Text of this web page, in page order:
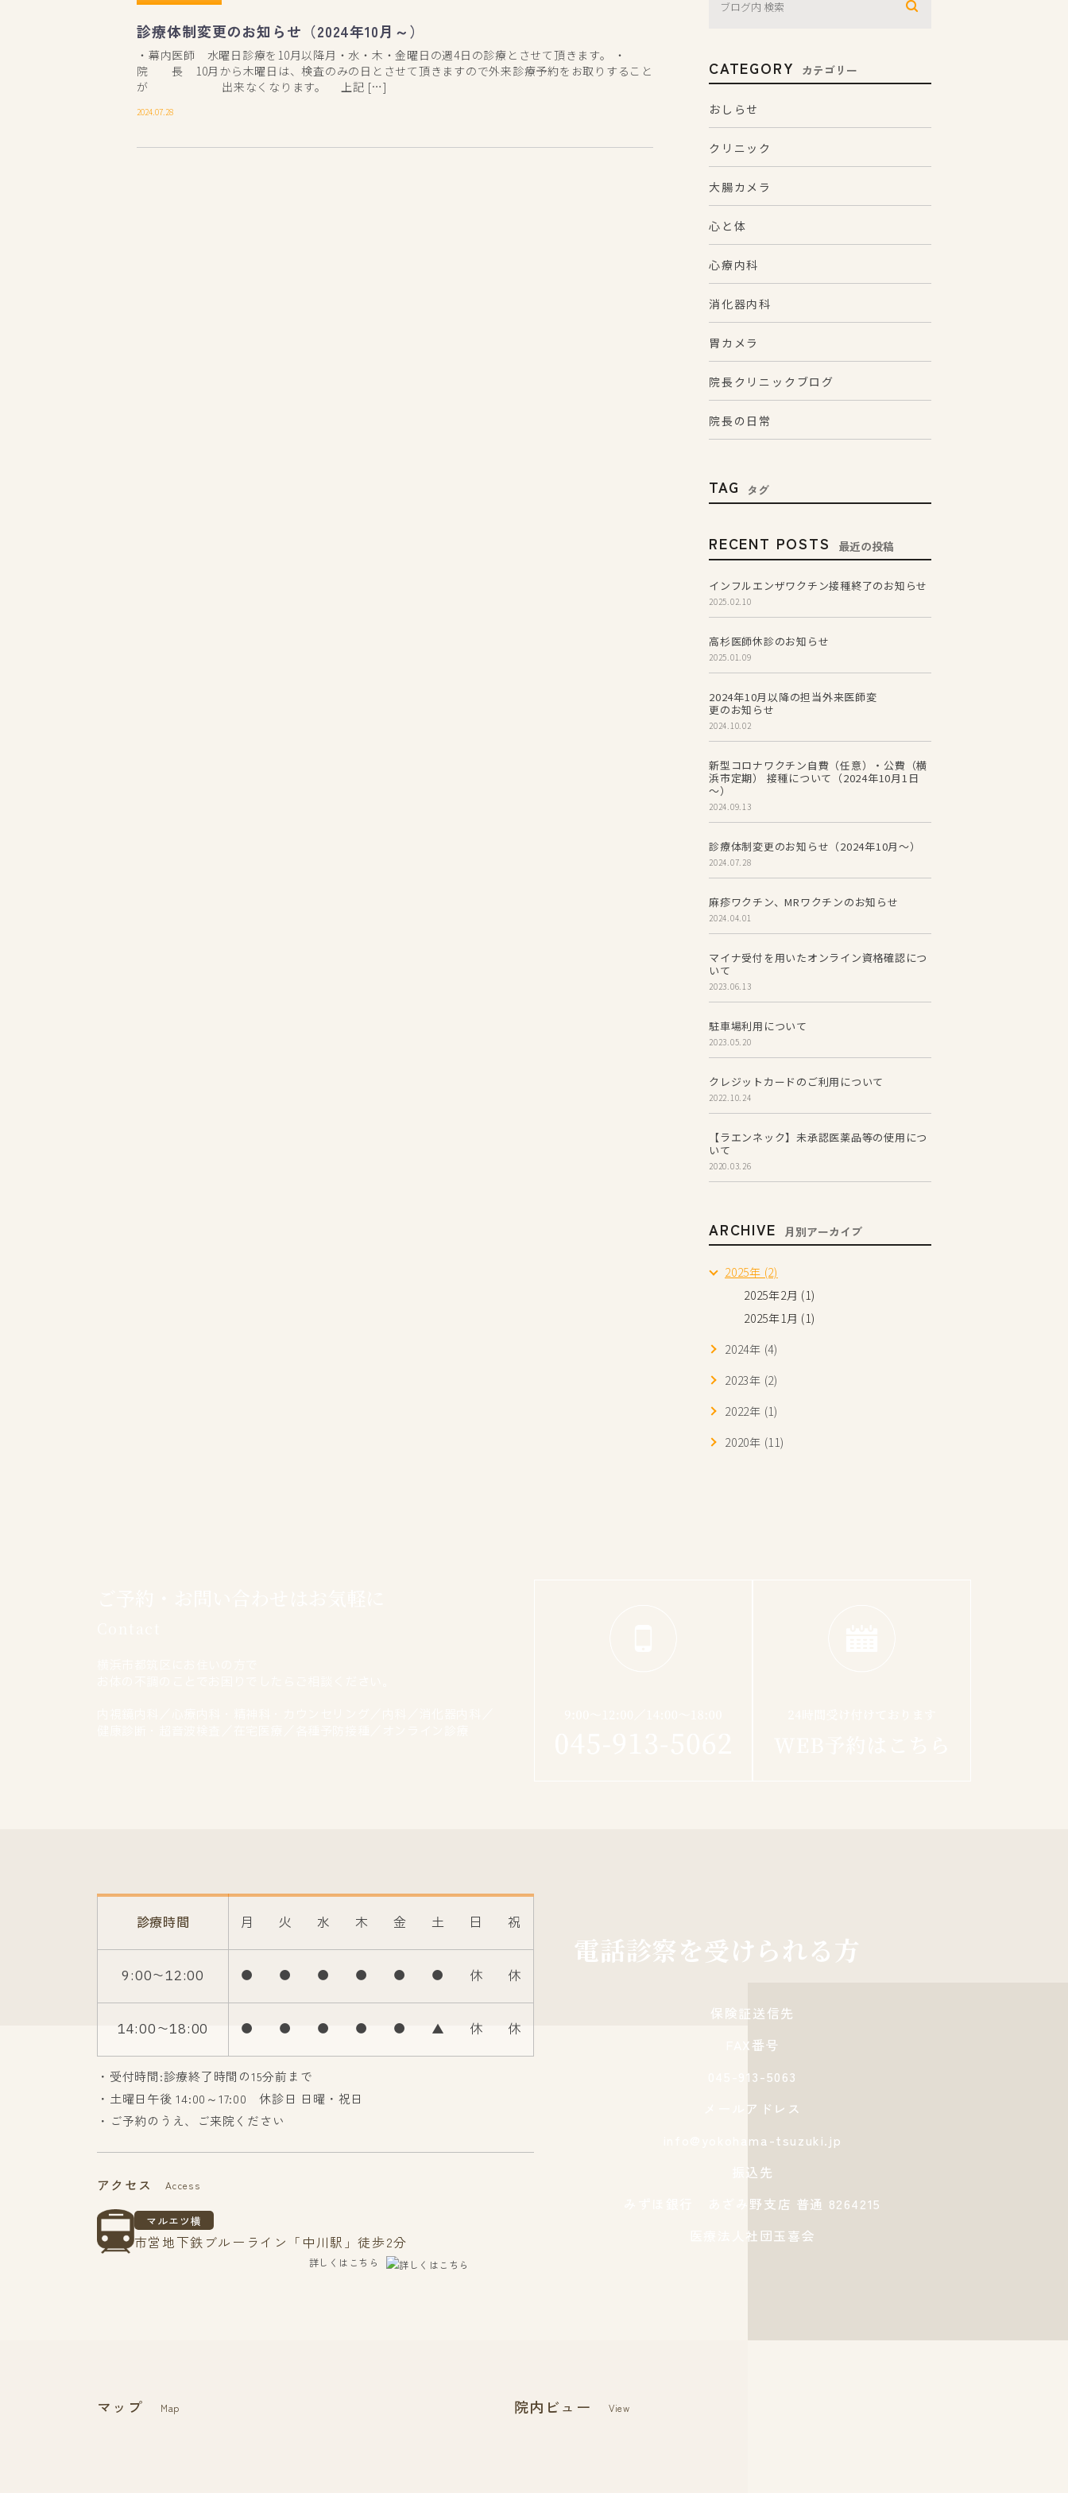
診療体制変更のお知らせ（2024年10月～）
・幕内医師 水曜日診療を10月以降月・水・木・金曜日の週4日の診療とさせて頂きます。 ・
院 長 10月から木曜日は、検査のみの日とさせて頂きますので外来診療予約をお取りすること
が 出来なくなります。 上記 […]
2024.07.28
CATEGORY カテゴリー
おしらせ
クリニック
大腸カメラ
心と体
心療内科
消化器内科
胃カメラ
院長クリニックブログ
院長の日常
TAG タグ
RECENT POSTS 最近の投稿
インフルエンザワクチン接種終了のお知らせ
2025.02.10
高杉医師休診のお知らせ
2025.01.09
2024年10月以降の担当外来医師変
更のお知らせ
2024.10.02
新型コロナワクチン自費（任意）・公費（横
浜市定期） 接種について（2024年10月1日
～）
2024.09.13
診療体制変更のお知らせ（2024年10月～）
2024.07.28
麻疹ワクチン、MRワクチンのお知らせ
2024.04.01
マイナ受付を用いたオンライン資格確認につ
いて
2023.06.13
駐車場利用について
2023.05.20
クレジットカードのご利用について
2022.10.24
【ラエンネック】未承認医薬品等の使用につ
いて
2020.03.26
ARCHIVE 月別アーカイブ
2025年 (2)
2025年2月 (1)
2025年1月 (1)
2024年 (4)
2023年 (2)
2022年 (1)
2020年 (11)
診療時間 月 火 水 木 金 土 日 祝
9:00〜12:00 ● ● ● ● ● ● 休 休
14:00〜18:00 ● ● ● ● ● ▲ 休 休
・受付時間:診療終了時間の15分前まで
・土曜日午後 14:00～17:00 休診日 日曜・祝日
・ご予約のうえ、ご来院ください
アクセス Access
マルエツ横
市営地下鉄ブルーライン「中川駅」徒歩2分
詳しくはこちら
電話診察を受けられる方
保険証送信先
FAX番号
045-913-5063
メールアドレス
info@yokohama-tsuzuki.jp
振込先
みずほ銀行 あざみ野支店 普通 8264215
医療法人社団玉喜会
マップ Map 院内ビュー View